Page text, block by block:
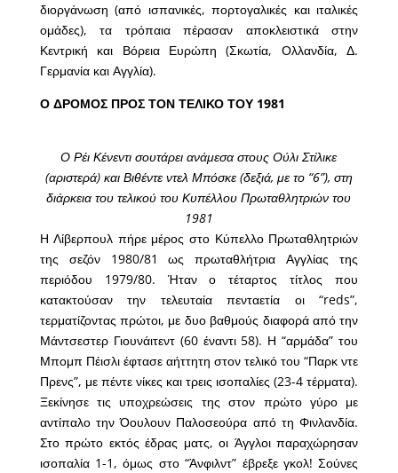
διοργάνωση (από ισπανικές, πορτογαλικές και ιταλικές
ομάδες), τα τρόπαια πέρασαν αποκλειστικά στην
Κεντρική και Βόρεια Ευρώπη (Σκωτία, Ολλανδία, Δ.
Γερμανία και Αγγλία).
Ο ΔΡΟΜΟΣ ΠΡΟΣ ΤΟΝ ΤΕΛΙΚΟ ΤΟΥ 1981
Ο Ρέι Κένεντι σουτάρει ανάμεσα στους Ούλι Στίλικε
(αριστερά) και Βιθέντε ντελ Μπόσκε (δεξιά, με το “6”), στη
διάρκεια του τελικού του Κυπέλλου Πρωταθλητριών του
1981
Η Λίβερπουλ πήρε μέρος στο Κύπελλο Πρωταθλητριών
της σεζόν 1980/81 ως πρωταθλήτρια Αγγλίας της
περιόδου 1979/80. Ήταν ο τέταρτος τίτλος που
κατακτούσαν την τελευταία πενταετία οι “reds”,
τερματίζοντας πρώτοι, με δυο βαθμούς διαφορά από την
Μάντσεστερ Γιουνάιτεντ (60 έναντι 58). Η “αρμάδα” του
Μπομπ Πέισλι έφτασε αήττητη στον τελικό του “Παρκ ντε
Πρενς”, με πέντε νίκες και τρεις ισοπαλίες (23-4 τέρματα).
Ξεκίνησε τις υποχρεώσεις της στον πρώτο γύρο με
αντίπαλο την Όουλουν Παλοσεούρα από τη Φινλανδία.
Στο πρώτο εκτός έδρας ματς, οι Άγγλοι παραχώρησαν
ισοπαλία 1-1, όμως στο “Άνφιλντ” έβρεξε γκολ! Σούνες